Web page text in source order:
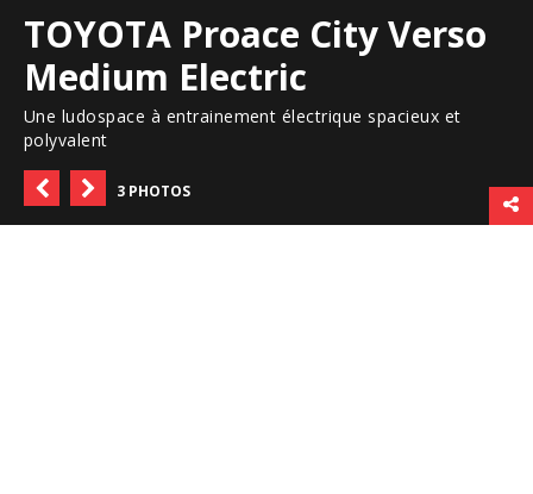
TOYOTA Proace City Verso
Medium Electric
Une ludospace à entrainement électrique spacieux et
polyvalent
3 PHOTOS